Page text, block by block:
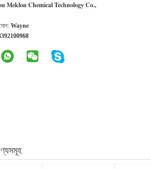
Meklon Chemical Technology Co.,
Wayne